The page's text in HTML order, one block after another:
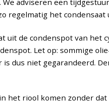
We adviseren een
regelmatig het condensaat
uit de condenspot van het
Let op: sommige
is dus niet gegarandeerd.
het riool komen zonder